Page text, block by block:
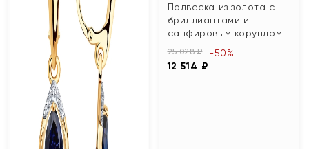
Подвеска из золота с
бриллиантами и
сапфировым корундом
25 028 ₽
12 514 ₽
-50%